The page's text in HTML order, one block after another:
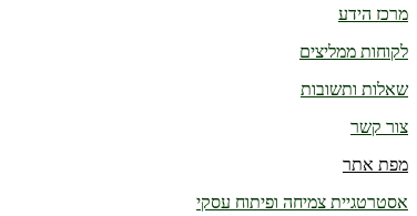
מרכז הידע
לקוחות ממליצים
שאלות ותשובות
צור קשר
מפת אתר
אסטרטגיית צמיחה ופיתוח עסקי